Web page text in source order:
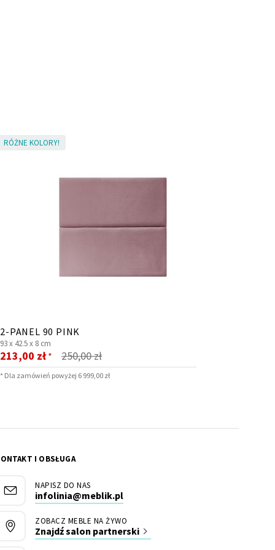
RÓŻNE KOLORY!
2-PANEL 90 PINK
93 x 42.5 x 8 cm
250,00 zł
Cena
213,00 zł*
* Dla zamówień powyżej 6 999,00 zł
I OBSŁUGA
NAPISZ DO NAS
infolinia@meblik.pl
ZOBACZ MEBLE NA ŻYWO
Znajdź salon partnerski